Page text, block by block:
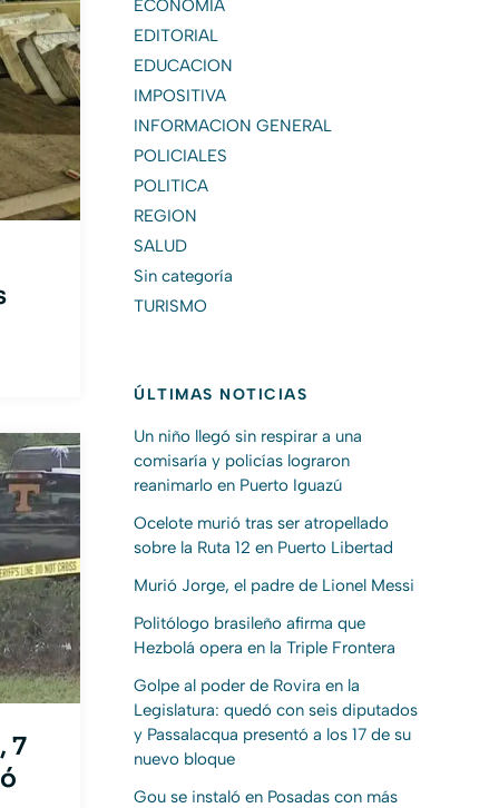
7
ECONOMIA
EDITORIAL
EDUCACION
IMPOSITIVA
INFORMACION GENERAL
POLICIALES
POLITICA
REGION
SALUD
Sin categoría
TURISMO
ÚLTIMAS NOTICIAS
Un niño llegó sin respirar a una
comisaría y policías lograron
reanimarlo en Puerto Iguazú
Ocelote murió tras ser atropellado
sobre la Ruta 12 en Puerto Libertad
Murió Jorge, el padre de Lionel Messi
Politólogo brasileño afirma que
Hezbolá opera en la Triple Frontera
Golpe al poder de Rovira en la
Legislatura: quedó con seis diputados
y Passalacqua presentó a los 17 de su
nuevo bloque
Gou se instaló en Posadas con más